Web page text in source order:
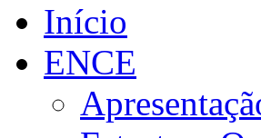
Início
ENCE